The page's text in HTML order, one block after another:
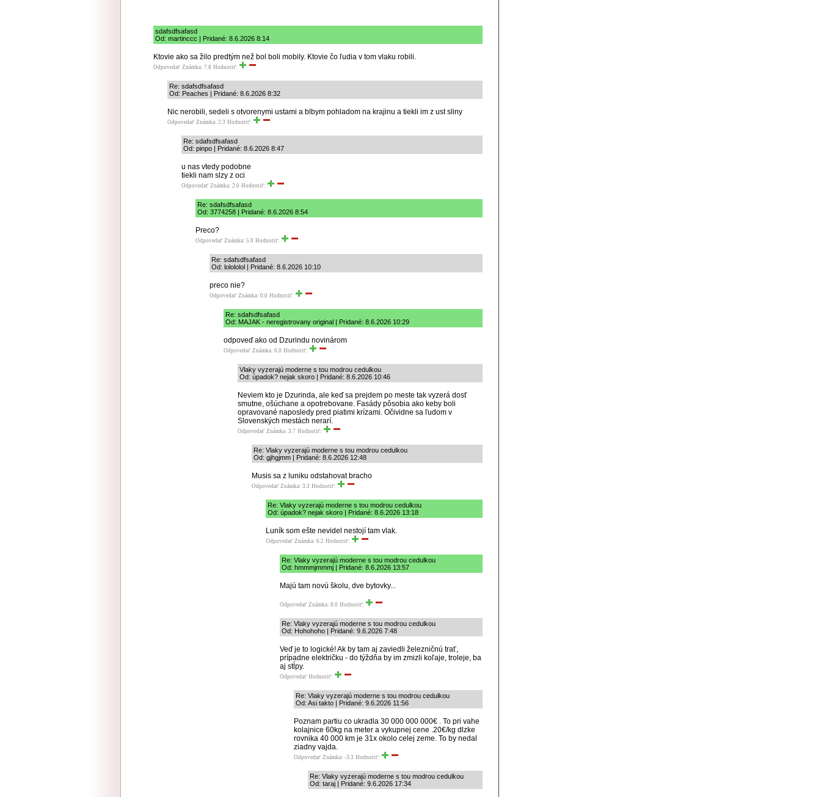
sdafsdfsafasd
Od: martinccc | Pridané: 8.6.2026 8:14
Ktovie ako sa žilo predtým než bol boli mobily. Ktovie čo ľudia v tom vlaku robili.
Odpovedať Známka: 7.8 Hodnotiť:
Re: sdafsdfsafasd
Od: Peaches | Pridané: 8.6.2026 8:32
Nic nerobili, sedeli s otvorenymi ustami a blbym pohladom na krajinu a tiekli im z ust sliny
Odpovedať Známka: 2.3 Hodnotiť:
Re: sdafsdfsafasd
Od: pinpo | Pridané: 8.6.2026 8:47
u nas vtedy podobne
tiekli nam slzy z oci
Odpovedať Známka: 2.0 Hodnotiť:
Re: sdafsdfsafasd
Od: 3774258 | Pridané: 8.6.2026 8:54
Preco?
Odpovedať Známka: 5.0 Hodnotiť:
Re: sdafsdfsafasd
Od: lolololol | Pridané: 8.6.2026 10:10
preco nie?
Odpovedať Známka: 0.0 Hodnotiť:
Re: sdafsdfsafasd
Od: MAJAK - neregistrovany original | Pridané: 8.6.2026 10:29
odpoveď ako od Dzurindu novinárom
Odpovedať Známka: 6.0 Hodnotiť:
Vlaky vyzerajú moderne s tou modrou cedulkou
Od: úpadok? nejak skoro | Pridané: 8.6.2026 10:46
Neviem kto je Dzurinda, ale keď sa prejdem po meste tak vyzerá dosť
smutne, ošúchane a opotrebovane. Fasády pôsobia ako keby boli
opravované naposledy pred piatimi krízami. Očividne sa ľudom v
Slovenských mestách nerarí.
Odpovedať Známka: 3.7 Hodnotiť:
Re: Vlaky vyzerajú moderne s tou modrou cedulkou
Od: gjhgjmm | Pridané: 8.6.2026 12:48
Musis sa z luniku odstahovat bracho
Odpovedať Známka: 3.3 Hodnotiť:
Re: Vlaky vyzerajú moderne s tou modrou cedulkou
Od: úpadok? nejak skoro | Pridané: 8.6.2026 13:18
Luník som ešte nevidel nestojí tam vlak.
Odpovedať Známka: 6.2 Hodnotiť:
Re: Vlaky vyzerajú moderne s tou modrou cedulkou
Od: hmmmjmmmj | Pridané: 8.6.2026 13:57
Majú tam novú školu, dve bytovky...
Odpovedať Známka: 8.0 Hodnotiť:
Re: Vlaky vyzerajú moderne s tou modrou cedulkou
Od: Hohohoho | Pridané: 9.6.2026 7:48
Veď je to logické! Ak by tam aj zaviedli železničnú trať,
prípadne električku - do týždňa by im zmizli koľaje, troleje, ba
aj stĺpy.
Odpovedať Hodnotiť:
Re: Vlaky vyzerajú moderne s tou modrou cedulkou
Od: Asi takto | Pridané: 9.6.2026 11:56
Poznam partiu co ukradla 30 000 000 000€ . To pri vahe
kolajnice 60kg na meter a vykupnej cene .20€/kg dlzke
rovnika 40 000 km je 31x okolo celej zeme. To by nedal
ziadny vajda.
Odpovedať Známka: -3.3 Hodnotiť:
Re: Vlaky vyzerajú moderne s tou modrou cedulkou
Od: taraj | Pridané: 9.6.2026 17:34